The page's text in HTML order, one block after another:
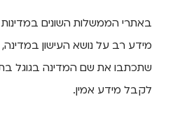
באתרי הממשלות השונים במדינות
מידע רב על נושא העישון
שתכתבו את שם המדינה בגוגל
לקבל מידע אמין.